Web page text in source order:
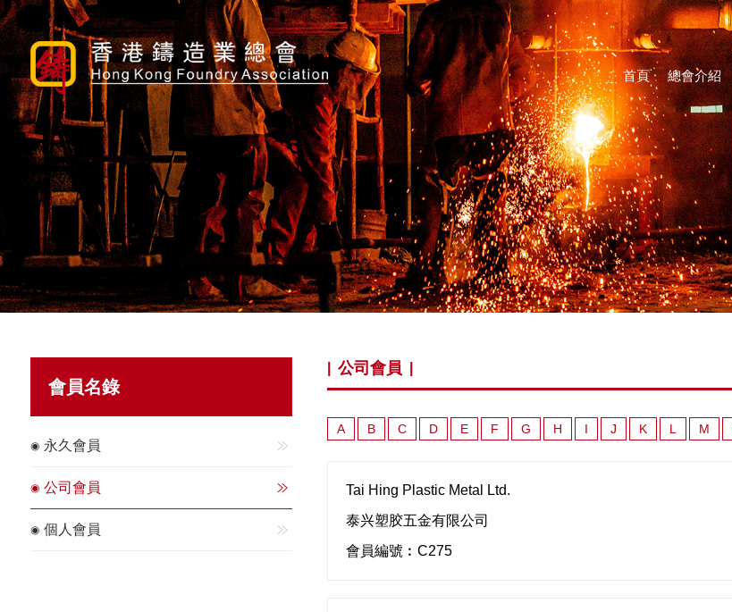
首頁 總會介紹
會員名錄
永久會員
公司會員
個人會員
公司會員
A B C D E F G H I J K L M
Tai Hing Plastic Metal Ltd.
泰兴塑胶五金有限公司
會員編號︰C275